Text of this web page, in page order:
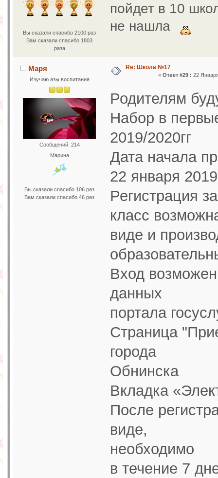
Вы сказали спасибо 2100 раз
Вам сказали спасибо 1803
раза
пойдет в 10
не нашла
Маря
Изучаю азы воспитания
Сообщений: 214
Марина
Вы сказали спасибо 106 раз
Вам сказали спасибо 46 раз
Re: Школа №17
« Ответ #29 : 22
Родителям
Набор в
2019/2020гг
Дата начала
22 января
Регистрация
класс
виде и
Вход
данных
портала
Страница
города
Обнинска
Вкладка
После
виде,
необходимо
в течение 7